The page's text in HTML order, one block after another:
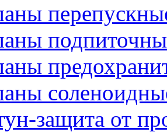
защита от